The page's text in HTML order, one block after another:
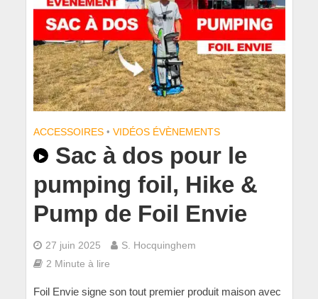
ACCESSOIRES • VIDÉOS ÉVÈNEMENTS
Sac à dos pour le
pumping foil, Hike &
Pump de Foil Envie
27 juin 2025
S. Hocquinghem
2 Minute à lire
Foil Envie signe son tout premier produit maison avec